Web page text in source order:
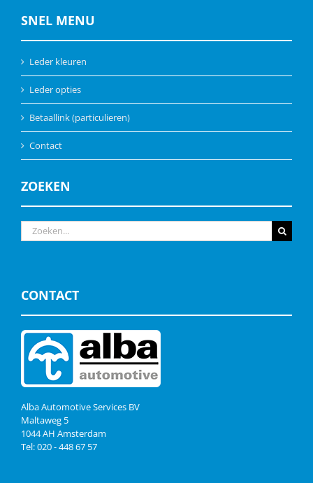
SNEL MENU
Leder kleuren
Leder opties
Betaallink (particulieren)
Contact
ZOEKEN
Zoeken
naar:
CONTACT
Alba Automotive Services BV
Maltaweg 5
1044 AH Amsterdam
Tel: 020 - 448 67 57